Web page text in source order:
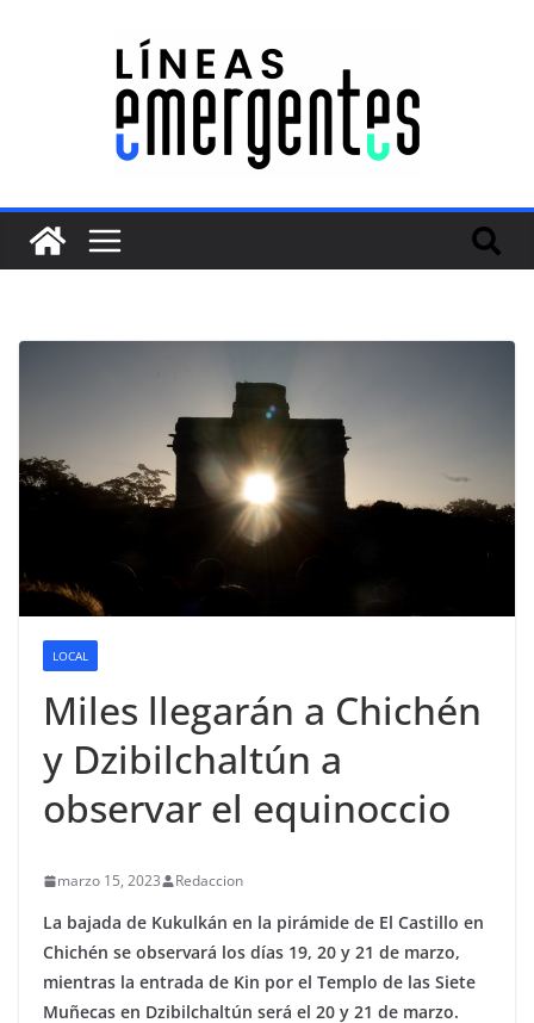
LOCAL
Miles llegarán a Chichén
y Dzibilchaltún a
observar el equinoccio
marzo 15, 2023 Redaccion
La bajada de Kukulkán en la pirámide de El Castillo en
Chichén se observará los días 19, 20 y 21 de marzo,
mientras la entrada de Kin por el Templo de las Siete
Muñecas en Dzibilchaltún será el 20 y 21 de marzo.